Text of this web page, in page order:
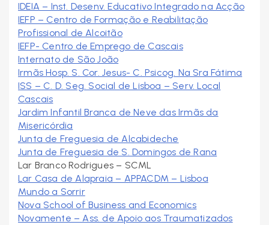
IDEIA – Inst. Desenv. Educativo Integrado na Acção
IEFP – Centro de Formação e Reabilitação
Profissional de Alcoitão
IEFP- Centro de Emprego de Cascais
Internato de São João
Irmãs Hosp. S. Cor. Jesus- C. Psicog. Nª Srª Fátima
ISS – C. D. Seg. Social de Lisboa – Serv. Local
Cascais
Jardim Infantil Branca de Neve das Irmãs da
Misericórdia
Junta de Freguesia de Alcabideche
Junta de Freguesia de S. Domingos de Rana
Lar Branco Rodrigues – SCML
Lar Casa de Alapraia – APPACDM – Lisboa
Mundo a Sorrir
Nova School of Business and Economics
Novamente – Ass. de Apoio aos Traumatizados